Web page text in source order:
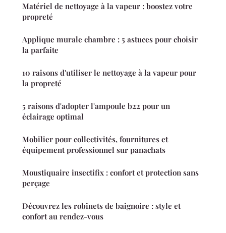
Matériel de nettoyage à la vapeur : boostez votre
propreté
Applique murale chambre : 5 astuces pour choisir
la parfaite
10 raisons d'utiliser le nettoyage à la vapeur pour
la propreté
5 raisons d'adopter l'ampoule b22 pour un
éclairage optimal
Mobilier pour collectivités, fournitures et
équipement professionnel sur panachats
Moustiquaire insectifix : confort et protection sans
perçage
Découvrez les robinets de baignoire : style et
confort au rendez-vous